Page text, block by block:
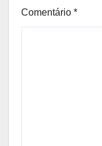
Comentário *